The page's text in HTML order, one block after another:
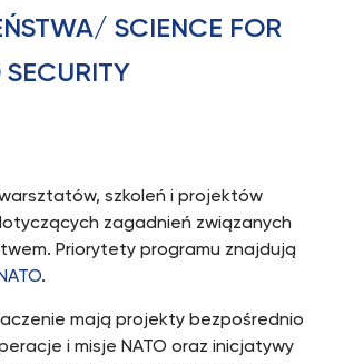
SCIENCE FOR
SECURITY
szkoleń i projektów
zagadnień związanych
Priorytety programu znajdują
.
mają projekty bezpośrednio
i misje NATO oraz inicjatywy